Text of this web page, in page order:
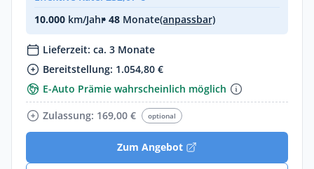
10.000 km/Jahr• 48 Monate(anpassbar)
Lieferzeit: ca. 3 Monate
Bereitstellung: 1.054,80 €
E-Auto Prämie wahrscheinlich möglich
Zulassung: 169,00 €
optional
Zum Angebot